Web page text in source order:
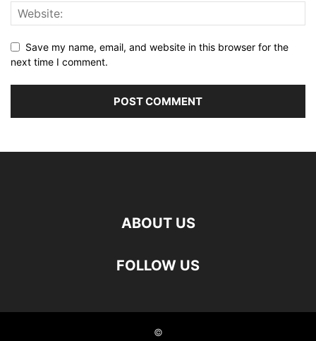
Save my name, email, and website in this browser for the
next time I comment.
ABOUT US
FOLLOW US
©